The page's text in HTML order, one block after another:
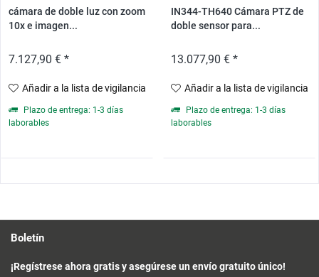
cámara de doble luz con zoom
10x e imagen...
7.127,90 € *
Añadir a la lista de vigilancia
Plazo de entrega: 1-3 días
laborables
IN344-TH640 Cámara PTZ de
doble sensor para...
13.077,90 € *
Añadir a la lista de vigilancia
Plazo de entrega: 1-3 días
laborables
Boletín
¡Regístrese ahora gratis y asegúrese un envío gratuito único!